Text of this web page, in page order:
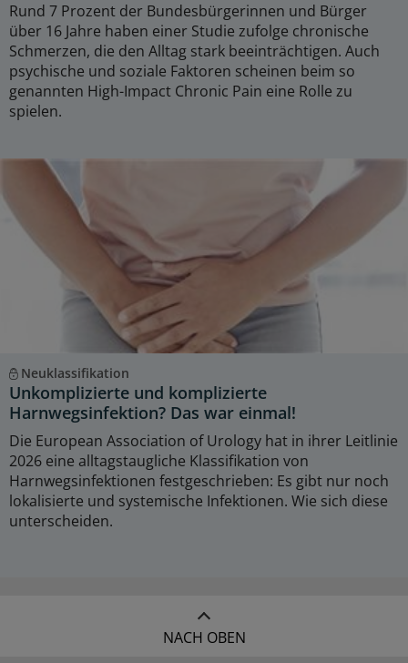
Rund 7 Prozent der Bundesbürgerinnen und Bürger
über 16 Jahre haben einer Studie zufolge chronische
Schmerzen, die den Alltag stark beeinträchtigen. Auch
psychische und soziale Faktoren scheinen beim so
genannten High-Impact Chronic Pain eine Rolle zu
spielen.
Neuklassifikation
Unkomplizierte und komplizierte
Harnwegsinfektion? Das war einmal!
Die European Association of Urology hat in ihrer Leitlinie
2026 eine alltagstaugliche Klassifikation von
Harnwegsinfektionen festgeschrieben: Es gibt nur noch
lokalisierte und systemische Infektionen. Wie sich diese
unterscheiden.
NACH OBEN